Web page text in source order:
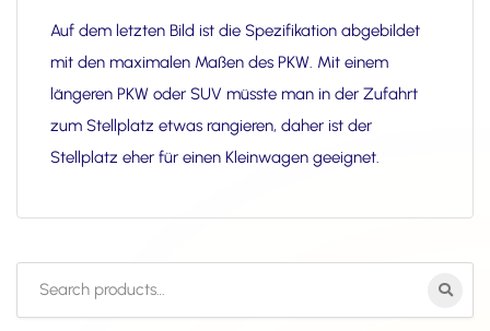
Auf dem letzten Bild ist die Spezifikation abgebildet
mit den maximalen Maßen des PKW. Mit einem
längeren PKW oder SUV müsste man in der Zufahrt
zum Stellplatz etwas rangieren, daher ist der
Stellplatz eher für einen Kleinwagen geeignet.